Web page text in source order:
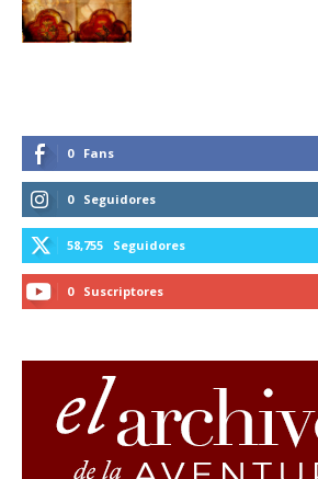
0 Fans
0 Seguidores
58,755 Seguidores
0 Suscriptores